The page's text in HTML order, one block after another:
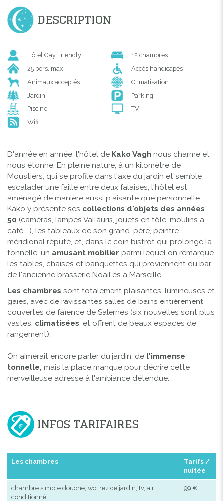
DESCRIPTION
Hôtel Gay Friendly
12 chambres
25 pers. max
Accès handicapés
Animaux acceptés
Climatisation
Jardin
Parking
Piscine
TV
Wifi
D'année en année, l'hôtel de Kako Vagh nous charme et
nous étonne. En pleine nature, à un kilomètre de
Moustiers, qui se profile dans l'axe du jardin et semble
escalader une faille entre deux falaises, l'hôtel est
aménagé de manière aussi plaisante que personnelle.
Kako y présente ses collections d'objets des années
50 (caméras, lampes Vallauris, jouets en tôle, moulins à
café,...), les tableaux de son grand-père, peintre
méridional réputé, et, dans le coin bistrot qui prolonge la
tonnelle, un amusant mobilier parmi lequel on remarque
les tables, chaises et banquettes qui proviennent du bar
de l'ancienne brasserie Noailles à Marseille.
Les chambres sont totalement plaisantes, lumineuses et
gaies, avec de ravissantes salles de bains entièrement
couvertes de faïence de Salernes (six nouvelles sont plus
vastes, climatisées, et offrent de beaux espaces de
rangement).
On aimerait encore parler du jardin, de l'immense
tonnelle, mais la place manque pour décrire cette
merveilleuse adresse à l'ambiance détendue.
INFOS TARIFAIRES
Les chambres
Tarifs /
nuitée
chambre simple douche, wc, rez de jardin, tv, air
conditionné
99 €